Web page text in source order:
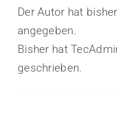
KONTAKT
Der Autor hat
angegeben.
Bisher hat
geschrieben.